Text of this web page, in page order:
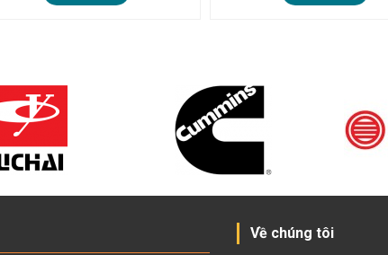
Về chúng tôi